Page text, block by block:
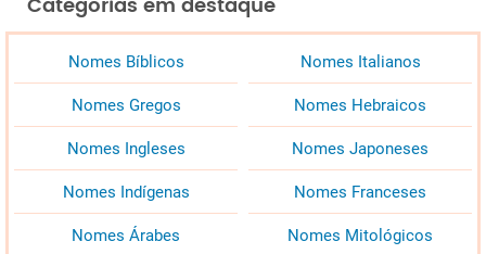
Nomes Bíblicos Nomes Italianos
Nomes Gregos Nomes Hebraicos
Nomes Ingleses Nomes Japoneses
Nomes Indígenas Nomes Franceses
Nomes Árabes Nomes Mitológicos